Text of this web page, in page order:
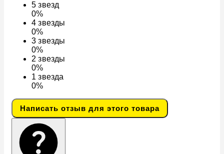
5звезд
0%
4звезды
0%
3звезды
0%
2звезды
0%
1звезда
0%
Написать отзыв для этого товара